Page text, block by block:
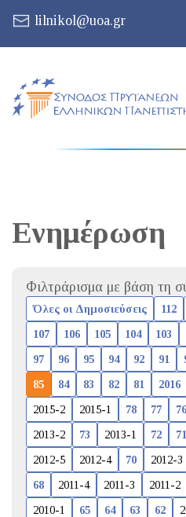
lilnikol@uoa.gr
Ενημέρωση
Φιλτράρισμα με βάση τη
Όλες οι Δημοσιεύσεις 112
107
106 105 104 103
97
96 95 94 92 91
85
84 83 82 81 2016
2015-2
2015-1 78 77 76
2013-2
73 2013-1 72 71
2012-5
2012-4 70 2012-3
68
2011-4 2011-3 2011-2
2010-1
65 64 63 62